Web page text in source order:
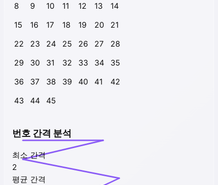
8 9 10 11 12 13
14
15
16 17 18 19 20
21
22
23 24 25 26 27
28
29
30 31 32 33 34
35
36
37 38 39 40 41
42
43
44 45
번호 간격 분석
최소 간격
2
평균 간격